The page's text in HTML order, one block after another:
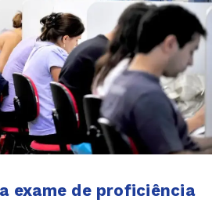
exame de proficiência